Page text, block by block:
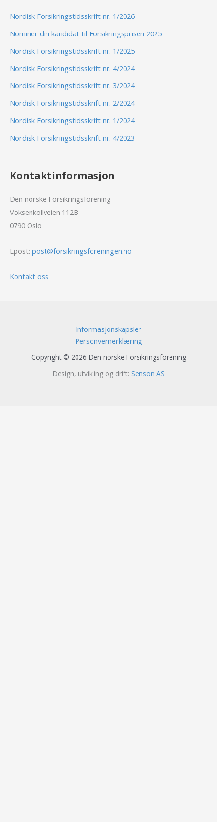
Nordisk Forsikringstidsskrift nr. 1/2026
Nominer din kandidat til Forsikringsprisen 2025
Nordisk Forsikringstidsskrift nr. 1/2025
Nordisk Forsikringstidsskrift nr. 4/2024
Nordisk Forsikringstidsskrift nr. 3/2024
Nordisk Forsikringstidsskrift nr. 2/2024
Nordisk Forsikringstidsskrift nr. 1/2024
Nordisk Forsikringstidsskrift nr. 4/2023
Kontaktinformasjon
Den norske Forsikringsforening
Voksenkollveien 112B
0790 Oslo
Epost: post@forsikringsforeningen.no
Kontakt oss
Informasjonskapsler
Personvernerklæring
Copyright © 2026 Den norske Forsikringsforening
Design, utvikling og drift: Senson AS